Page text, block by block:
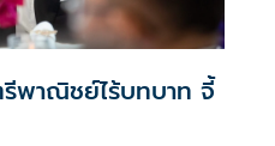
พาณิชย์ไร้บทบาท จี้